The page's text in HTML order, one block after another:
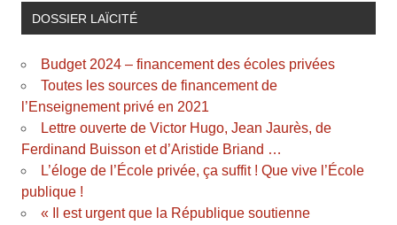
DOSSIER LAÏCITÉ
Budget 2024 – financement des écoles privées
Toutes les sources de financement de
l’Enseignement privé en 2021
Lettre ouverte de Victor Hugo, Jean Jaurès, de
Ferdinand Buisson et d’Aristide Briand …
L’éloge de l’École privée, ça suffit ! Que vive l’École
publique !
« Il est urgent que la République soutienne